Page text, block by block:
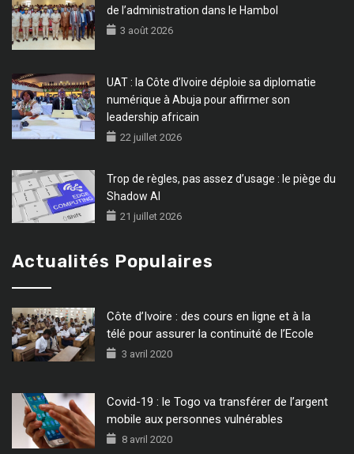
de l’administration dans le Hambol
3 août 2026
UAT : la Côte d’Ivoire déploie sa diplomatie
numérique à Abuja pour affirmer son
leadership africain
22 juillet 2026
Trop de règles, pas assez d’usage : le piège du
Shadow AI
21 juillet 2026
Actualités Populaires
Côte d’Ivoire : des cours en ligne et à la
télé pour assurer la continuité de l’Ecole
3 avril 2020
Covid-19 : le Togo va transférer de l’argent
mobile aux personnes vulnérables
8 avril 2020